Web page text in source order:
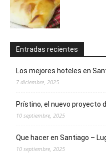
Entradas recientes
Los mejores hoteles en
7 diciembre, 2025
Prístino, el nuevo proyecto
10 septiembre, 2025
Que hacer en Santiago –
10 septiembre, 2025